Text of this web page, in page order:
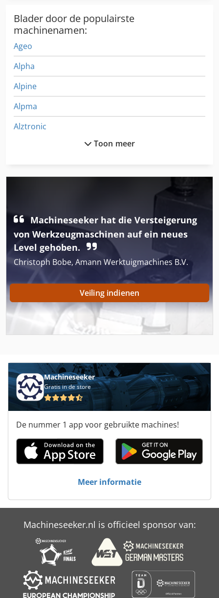
Blader door de populairste
machinenamen:
Ageo
Alpha
Alpine
Alpma
Alztronic
Dosering
Film Ontwikkeling
Folie Verpakking Machine
Geëxtrudeerd
Keten Productie
Verpakking
Verpakking Films
Verpakking Planten
Verpakkingslijn
Verpakkingsmachine
Verpakkingsmachines
Verticale Verpakkingsmachine
Verzamelen
Voedsel Verpakking Machine
Toon meer
Machineseeker hat die Versteigerung
von Werkzeugmaschinen auf ein neues
Level gehoben.
Christoph Bobe, Amann Werktuigmachines B.V.
Veiling indienen
Machineseeker
Gratis in de store
De nummer 1 app voor gebruikte machines!
Meer informatie
Machineseeker.nl is officieel sponsor van: